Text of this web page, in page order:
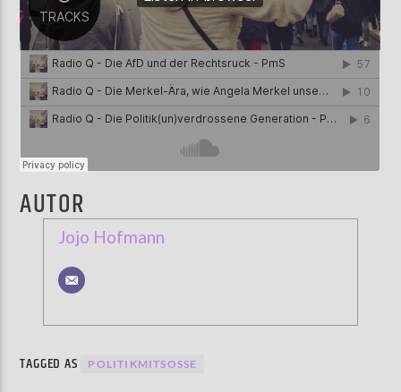
AUTOR
Jojo Hofmann
TAGGED AS POLITIKMITSOSSE